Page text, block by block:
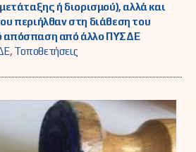
ή διορισμού), αλλά και
περιήλθαν στη διάθεση του
απόσπαση από άλλο ΠΥΣΔΕ
, Τοποθετήσεις